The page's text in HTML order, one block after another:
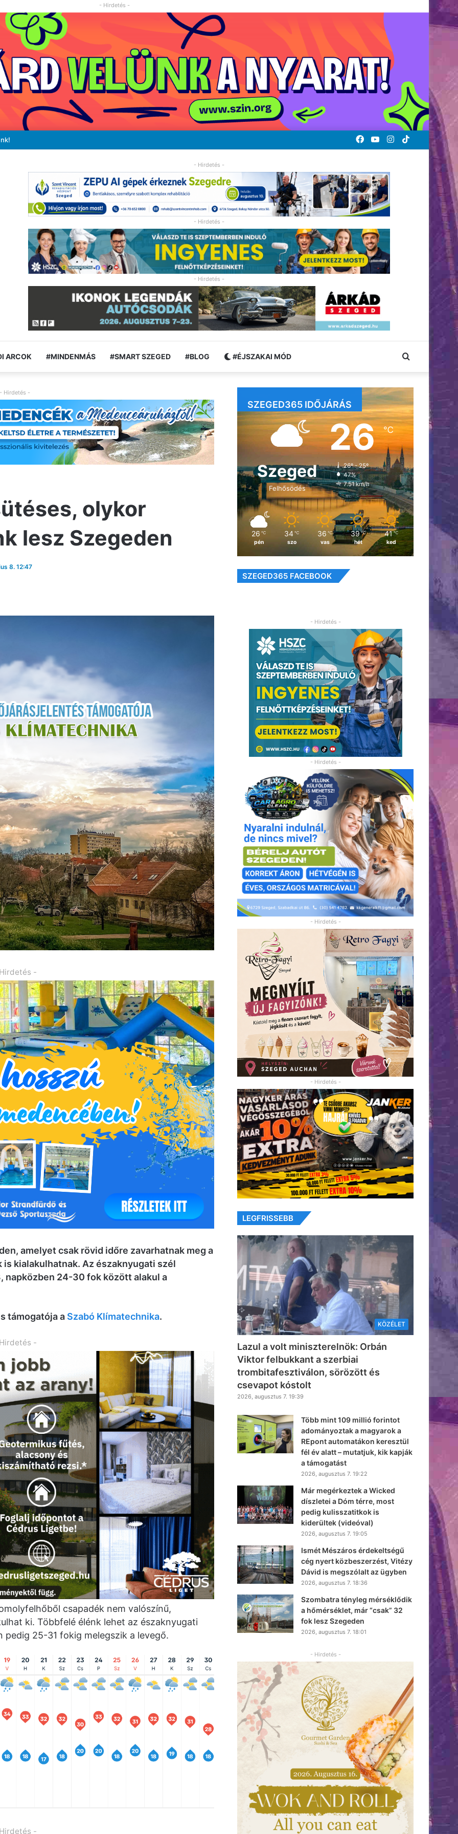
- Hirdetés -
TikTok
Instagram
YouTube
Facebook
- Hirdetés -
- Hirdetés -
- Hirdetés -
ARCOK #MINDENMÁS #SMART SZEGED #BLOG #ÉJSZAKAI MÓD Keresés:
- Hirdetés -
olykor
lesz Szegeden
8. 12:47
-
amelyet csak rövid időre zavarhatnak meg a
kialakulhatnak. Az északnyugati szél
napközben 24-30 fok között alakul a
támogatója a Szabó Klímatechnika.
-
csapadék nem valószínű,
ki. Többfelé élénk lehet az északnyugati
pedig 25-31 fokig melegszik a levegő.
-
SZEGED365 IDŐJÁRÁS
Szeged
Felhősödés
26℃
26º - 25º
47%
7.51 km/h
26 ℃
pén
34 ℃
szo
36 ℃
vas
39 ℃
hét
41 ℃
ked
SZEGED365 FACEBOOK
- Hirdetés -
- Hirdetés -
- Hirdetés -
- Hirdetés -
LEGFRISSEBB
KÖZÉLET
Lazul a volt miniszterelnök: Orbán
Viktor felbukkant a szerbiai
trombitafesztiválon, sörözött és
csevapot kóstolt
2026, augusztus 7. 19:39
Több mint 109 millió forintot
adományoztak a magyarok a
REpont automatákon keresztül
fél év alatt – mutatjuk, kik kapják
a támogatást
2026, augusztus 7. 19:22
Már megérkeztek a Wicked
díszletei a Dóm térre, most
pedig kulisszatitkok is
kiderültek (videóval)
2026, augusztus 7. 19:05
Ismét Mészáros érdekeltségű
cég nyert közbeszerzést, Vitézy
Dávid is megszólalt az ügyben
2026, augusztus 7. 18:36
Szombatra tényleg mérséklődik
a hőmérséklet, már “csak” 32
fok lesz Szegeden
2026, augusztus 7. 18:01
- Hirdetés -